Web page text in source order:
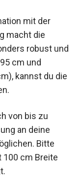
mit der
macht die
robust und
cm und
kannst du die
von bis zu
an deine
Bitte
100 cm Breite